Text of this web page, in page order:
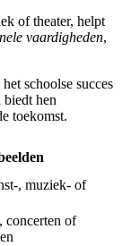
of theater, helpt
vaardigheden,
schoolse succes
biedt hen
toekomst.
, muziek- of
concerten of